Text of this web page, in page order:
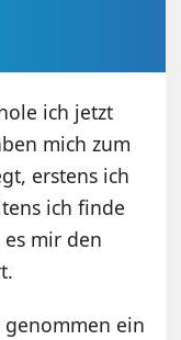
ich jetzt
mich zum
erstens ich
ich finde
es mir den
ein